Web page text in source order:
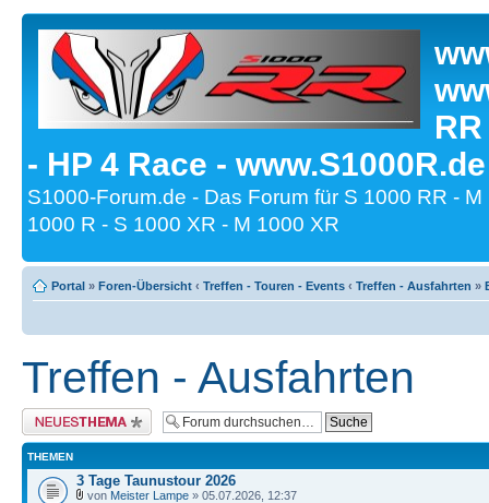
- HP 4 Race -
S1000-Forum.de - Das Forum für S 1000 RR -
1000 R - S 1000 XR - M 1000 XR
Portal » Foren-Übersicht ‹ Treffen - Touren - Events ‹ Treffen - Ausfahrten »
Treffen - Ausfahrten
Neues Thema erstellen
THEMEN
3 Tage Taunustour 2026
von Meister Lampe » 05.07.2026, 12:37